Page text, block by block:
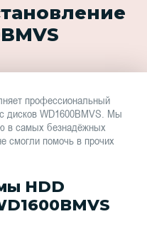
профессиональный
дисков WD1600BMVS. Мы
в самых безнадёжных
смогли помочь в прочих
HDD